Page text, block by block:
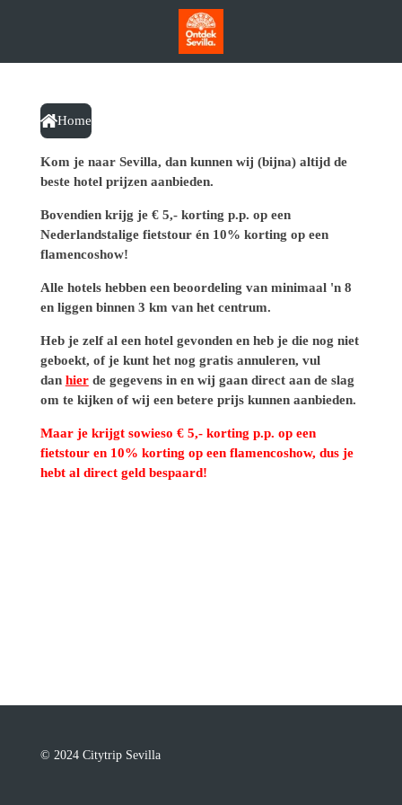
Home
Kom je naar Sevilla, dan kunnen wij (bijna) altijd de
beste hotel prijzen aanbieden.
Bovendien krijg je € 5,- korting p.p. op een
Nederlandstalige fietstour én 10% korting op een
flamencoshow!
Alle hotels hebben een beoordeling van minimaal 'n 8
enliggen binnen 3 km van het centrum.
Heb je zelf al een hotel gevonden en heb je die nog niet
geboekt, of je kunt het nog gratis annuleren, vul
dan hierde gegevens in en wij gaan direct aan de slag
om te kijken of wij een betere prijs kunnen aanbieden.
Maar je krijgt sowieso € 5,- korting p.p. op een
fietstour en 10% korting op een flamencoshow, dus je
hebt al direct geld bespaard!
© 2024 Citytrip Sevilla